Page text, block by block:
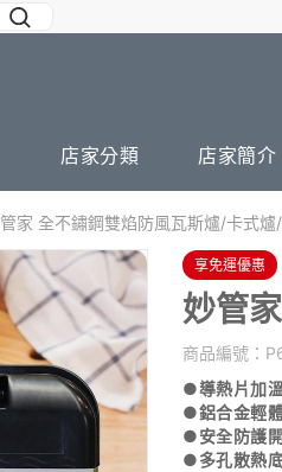
店家分類 店家簡介
家 全不鏽鋼雙焰防風瓦斯爐/卡式爐
享免運優惠
妙管
商品編號：
●導熱片加
●鋁合金輕
●安全防護
●多孔散熱